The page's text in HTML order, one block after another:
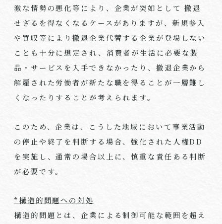
激な情勢の悪化等により、企業が突如として 撤退
せざるを得なくなるケースがありますが、新規参入
や買収等により撤退企業代替する企業が登場しない
ことも十分に想定され、消費者が生活に必要な製
品・サービスを入手できなかったり、撤退企業から
解雇された労働者が新たな職を得ることが一層難し
くなったりすることが考えられます。
このため、企業は、こうした地域において事業活動
の停止や終了を判断する場合、強化された人権DD
を実施し、通常の場合以上に、慎重な責任ある判断
が必要です。
*構造的問題への対処
構造的問題とは、企業による制御可能な範囲を超え